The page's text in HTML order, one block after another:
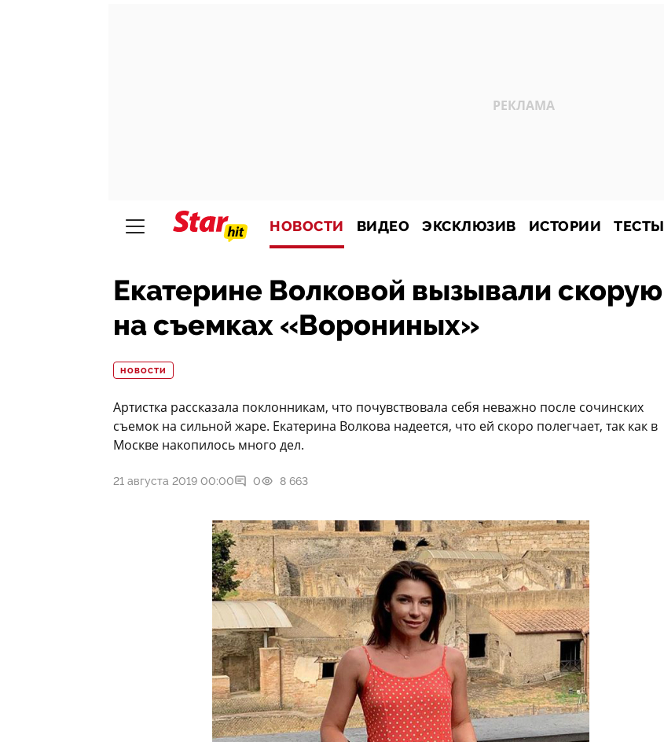
НОВОСТИ ВИДЕО ЭКСКЛЮЗИВ ИСТОРИИ ТЕСТЫ
Екатерине Волковой вызывали скорую
на съемках «Ворониных»
НОВОСТИ
Артистка рассказала поклонникам, что почувствовала себя неважно после сочинских
съемок на сильной жаре. Екатерина Волкова надеется, что ей скоро полегчает, так как в
Москве накопилось много дел.
21 августа 2019 00:00 0 8 663